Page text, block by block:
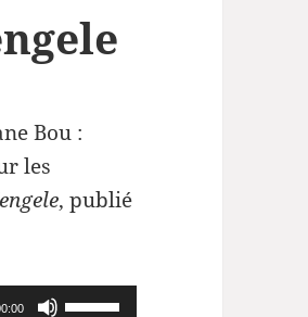
Bou :
les
, publié
Utilisez